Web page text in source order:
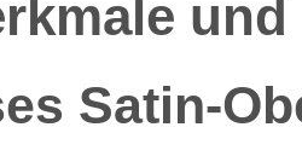
Satin-